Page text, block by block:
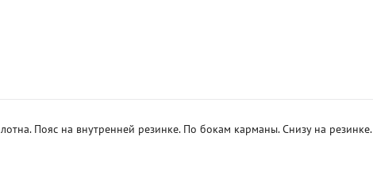
Пояс на внутренней резинке. По бокам карманы. Снизу на резинке.